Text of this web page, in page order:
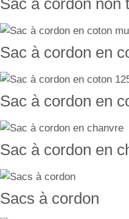
Sac à cordon non
Sac à cordon en
Sac à cordon en
Sac à cordon en
Sacs à cordon